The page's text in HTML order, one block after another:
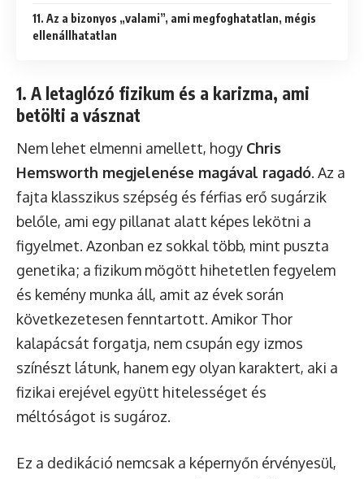
11. Az a bizonyos „valami”, ami megfoghatatlan, mégis
ellenállhatatlan
1. A letaglózó fizikum és a karizma, ami
betölti a vásznat
Nem lehet elmenni amellett, hogy Chris
Hemsworth megjelenése magával ragadó. Az a
fajta klasszikus szépség és férfias erő sugárzik
belőle, ami egy pillanat alatt képes lekötni a
figyelmet. Azonban ez sokkal több, mint puszta
genetika; a fizikum mögött hihetetlen fegyelem
és kemény munka áll, amit az évek során
következetesen fenntartott. Amikor Thor
kalapácsát forgatja, nem csupán egy izmos
színészt látunk, hanem egy olyan karaktert, aki a
fizikai erejével együtt hitelességet és
méltóságot is sugároz.
Ez a dedikáció nemcsak a képernyőn érvényesül,